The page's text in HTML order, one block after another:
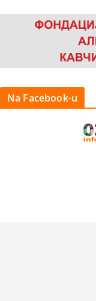
Na Facebook-u